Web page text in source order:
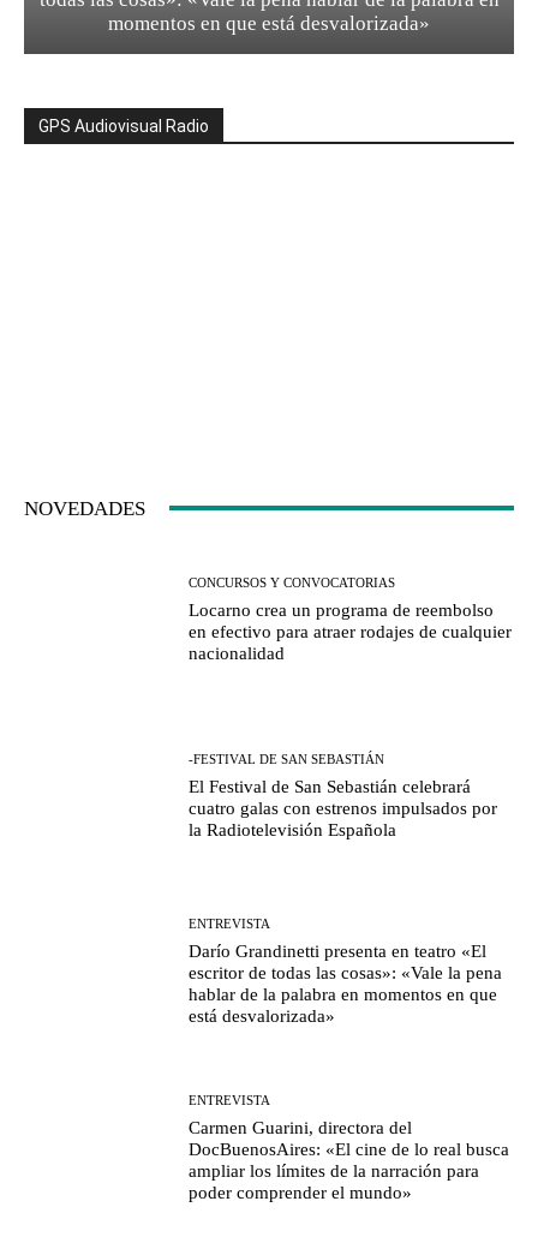
momentos en que está desvalorizada»
GPS Audiovisual Radio
NOVEDADES
CONCURSOS Y CONVOCATORIAS
Locarno crea un programa de reembolso
en efectivo para atraer rodajes de cualquier
nacionalidad
-FESTIVAL DE SAN SEBASTIÁN
El Festival de San Sebastián celebrará
cuatro galas con estrenos impulsados por
la Radiotelevisión Española
ENTREVISTA
Darío Grandinetti presenta en teatro «El
escritor de todas las cosas»: «Vale la pena
hablar de la palabra en momentos en que
está desvalorizada»
ENTREVISTA
Carmen Guarini, directora del
DocBuenosAires: «El cine de lo real busca
ampliar los límites de la narración para
poder comprender el mundo»